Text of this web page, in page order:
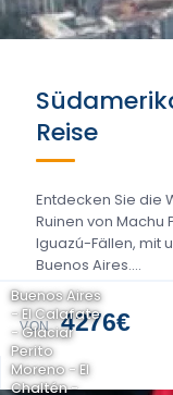
Reise
Entdecken Sie die
Ruinen von Machu
Iguazú-Fällen, mit
Buenos Aires....
VON 4276€
Buenos Aires
- El Calafate
- Glaciar
Perito
Moreno - El
Chaltén -